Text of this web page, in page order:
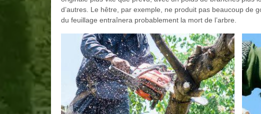
d’autres. Le hêtre, par exemple, ne produit pas beaucoup de
du feuillage entraînera probablement la mort de l’arbre.